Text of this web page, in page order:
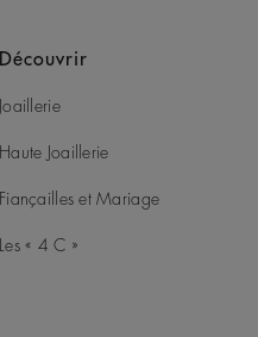
Découvrir
Joaillerie
Haute Joaillerie
Fiançailles et Mariage
Les « 4 C »